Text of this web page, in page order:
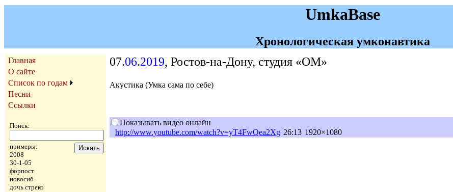
UmkaBase
Хронологическая умконавтика
Главная
О сайте
Список по годам
Песни
Ссылки
Поиск:
примеры:
2008
30-1-05
форпост
новосиб
дочь стреко
07.06.2019, Ростов-на-Дону, студия «ОМ»
Акустика (Умка сама по себе)
Показывать видео онлайн
http://www.youtube.com/watch?v=yT4FwQea2Xg 26:13 1920×1080